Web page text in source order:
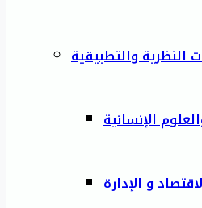
النظرية والتطبيقية
الإنسانية
و الإدارة